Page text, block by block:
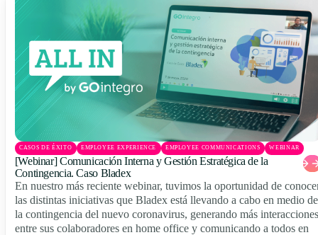
CASOS DE ÉXITO EMPLOYEE EXPERIENCE EMPLOYEE COMMUNICATIONS WEBINAR
[Webinar] Comunicación Interna y Gestión Estratégica de la
Contingencia. Caso Bladex
En nuestro más reciente webinar, tuvimos la oportunidad de
las distintas iniciativas que Bladex está llevando a cabo en medio de
la contingencia del nuevo coronavirus, generando más interacciones
entre sus colaboradores en home office y comunicando a todos en